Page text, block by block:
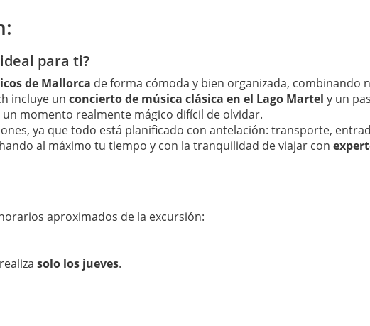
para ti?
de Mallorca de forma cómoda y bien organizada, combinando
incluye un concierto de música clásica en el Lago Martel y un
momento realmente mágico difícil de olvidar.
ya que todo está planificado con antelación: transporte,
al máximo tu tiempo y con la tranquilidad de viajar con
aproximados de la excursión:
solo los jueves.